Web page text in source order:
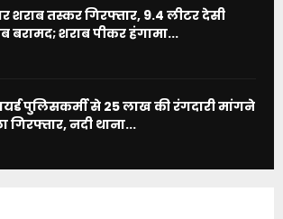
शराब तस्कर गिरफ्तार, 9.4 लीटर देसी
बरामद; शराब पीकर हंगामा...
पुलिसकर्मी से 25 लाख की रंगदारी मांगने
गिरफ्तार, नदी थाना...